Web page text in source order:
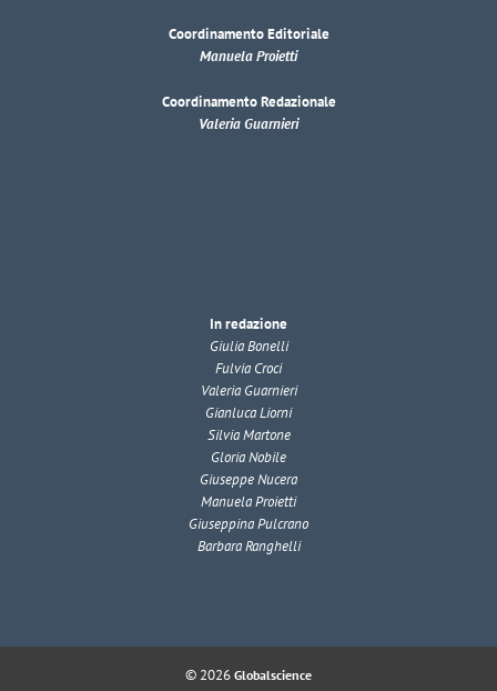
Coordinamento Editoriale
Manuela Proietti
Coordinamento Redazionale
Valeria Guarnieri
In redazione
Giulia Bonelli
Fulvia Croci
Valeria Guarnieri
Gianluca Liorni
Silvia Martone
Gloria Nobile
Giuseppe Nucera
Manuela Proietti
Giuseppina Pulcrano
Barbara Ranghelli
© 2026 Globalscience